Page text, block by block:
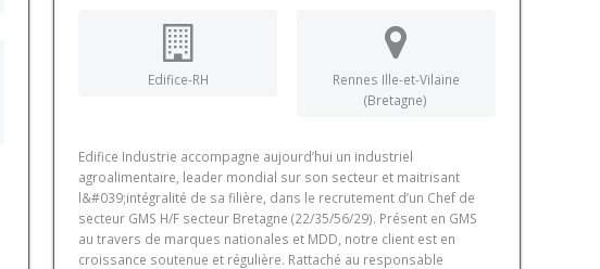
Edifice-RH
Rennes Ille-et-Vilaine
(Bretagne)
Edifice Industrie accompagne aujourd’hui un industriel
agroalimentaire, leader mondial sur son secteur et maitrisant
l&#039;intégralité de sa filière, dans le recrutement d’un Chef de
secteur GMS H/F secteur Bretagne (22/35/56/29). Présent en GMS
au travers de marques nationales et MDD, notre client est en
croissance soutenue et régulière. Rattaché au responsable